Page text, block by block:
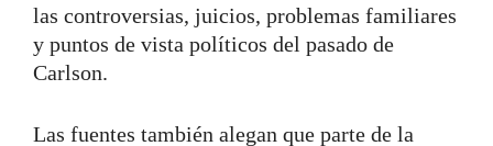
las controversias, juicios, problemas familiares
y puntos de vista políticos del pasado de
Carlson.
Las fuentes también alegan que parte de la